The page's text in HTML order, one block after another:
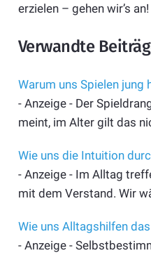
erzielen – gehen wir’s an!
Verwandte
Warum uns Spielen jung
- Anzeige - Der
meint, im Alter gilt das
Wie uns die Intuition
- Anzeige - Im Alltag
mit dem Verstand. Wir
Wie uns Alltagshilfen
- Anzeige -